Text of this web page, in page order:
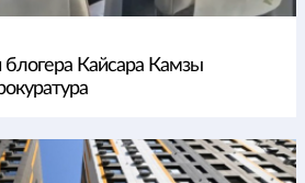
блогера Кайсара Камзы